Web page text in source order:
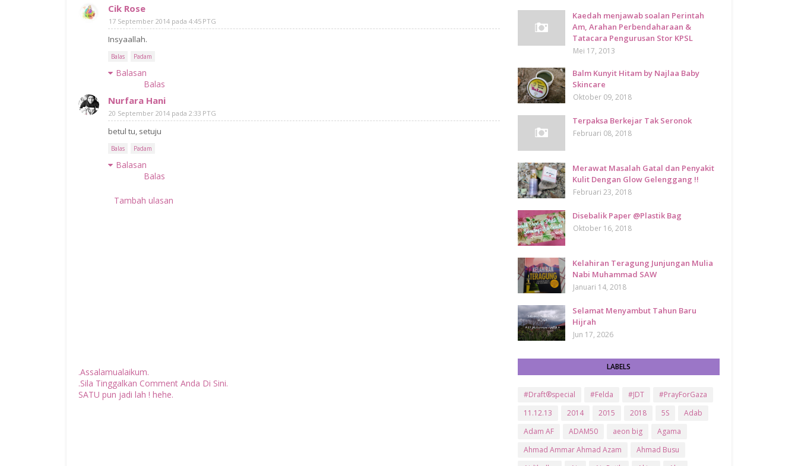
Cik Rose
17 September 2014 pada 4:45 PTG
Insyaallah.
Balas Padam
Balasan
Balas
Nurfara Hani
20 September 2014 pada 2:33 PTG
betul tu, setuju
Balas Padam
Balasan
Balas
Tambah ulasan
.Assalamualaikum.
.Sila Tinggalkan Comment Anda Di Sini.
SATU pun jadi lah ! hehe.
Kaedah menjawab soalan Perintah
Am, Arahan Perbendaharaan &
Tatacara Pengurusan Stor KPSL
Mei 17, 2013
Balm Kunyit Hitam by Najlaa Baby
Skincare
Oktober 09, 2018
Terpaksa Berkejar Tak Seronok
Februari 08, 2018
Merawat Masalah Gatal dan Penyakit
Kulit Dengan Glow Gelenggang !!
Februari 23, 2018
Disebalik Paper @Plastik Bag
Oktober 16, 2018
Kelahiran Teragung Junjungan Mulia
Nabi Muhammad SAW
Januari 14, 2018
Selamat Menyambut Tahun Baru
Hijrah
Jun 17, 2026
LABELS
#Draft®special #Felda #JDT
#PrayForGaza
11.12.13
2014 2015 2018 5S
Adab
Adam AF
ADAM50 aeon big
Agama
Ahmad Ammar Ahmad Azam
Ahmad Busu